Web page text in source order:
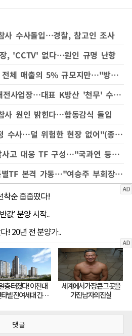
사 수사돌입…경찰, 참고인 조사
, 'CCTV' 없다…원인 규명 난항
한화에어로 대전사업장, 전체 매출의 5% 규모지만…"방산 R&D 전략적 중요성 높아"
생산 멈춘 한화에어로 대전사업장…대표 K방산 '천무' 수출 어떻게?
사 원인 밝힌다…합동감식 돌입
김영훈 "한화에어로 엄정 수사…덜 위험한 현장 없어"(종합)
방사청, 한화에어로 폭발사고 대응 TF 구성…"국과연 등과 조사 지원"
한화, 대전 폭발 사고 특별TF 본격 가동…"여승주 부회장 총괄·유가족 지원 최우선"
댓글